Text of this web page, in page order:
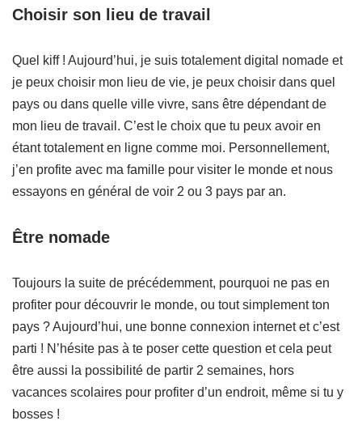
Choisir son lieu de travail
Quel kiff ! Aujourd’hui, je suis totalement digital nomade et
je peux choisir mon lieu de vie, je peux choisir dans quel
pays ou dans quelle ville vivre, sans être dépendant de
mon lieu de travail. C’est le choix que tu peux avoir en
étant totalement en ligne comme moi. Personnellement,
j’en profite avec ma famille pour visiter le monde et nous
essayons en général de voir 2 ou 3 pays par an.
Être nomade
Toujours la suite de précédemment, pourquoi ne pas en
profiter pour découvrir le monde, ou tout simplement ton
pays ? Aujourd’hui, une bonne connexion internet et c’est
parti ! N’hésite pas à te poser cette question et cela peut
être aussi la possibilité de partir 2 semaines, hors
vacances scolaires pour profiter d’un endroit, même si tu y
bosses !